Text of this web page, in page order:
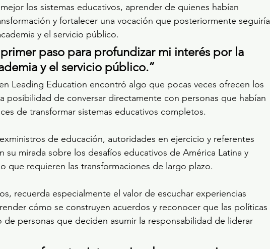
los sistemas educativos, aprender de quienes habían
y fortalecer una vocación que posteriormente seguiría
y el servicio público.
paso para profundizar mi interés por la
y el servicio público.”
Leading Education encontró algo que pocas veces ofrecen los
posibilidad de conversar directamente con personas que habían
de transformar sistemas educativos completos.
de educación, autoridades en ejercicio y referentes
su mirada sobre los desafíos educativos de América Latina y
que requieren las transformaciones de largo plazo.
recuerda especialmente el valor de escuchar experiencias
cómo se construyen acuerdos y reconocer que las políticas
de personas que deciden asumir la responsabilidad de liderar